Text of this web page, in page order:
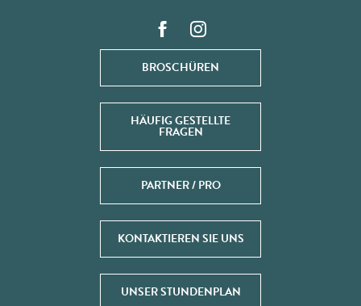
BROSCHÜREN
HÄUFIG GESTELLTE
FRAGEN
PARTNER / PRO
KONTAKTIEREN SIE UNS
UNSER STUNDENPLAN